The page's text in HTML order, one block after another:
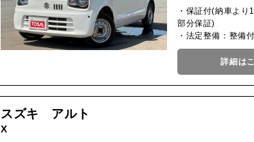
・保証付(納車よ
部分保証)
・法定整備：整備付
詳細は
スズキ アルト
X